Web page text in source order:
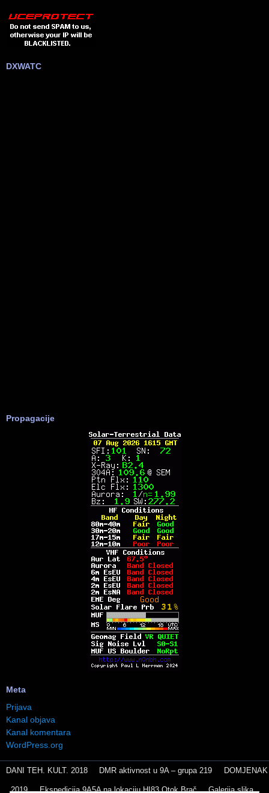
DXWATC
Propagacije
Meta
Prijava
Kanal objava
Kanal komentara
WordPress.org
DANI TEH. KULT. 2018 DMR aktivnost u 9A – grupa 219 DOMJENAK
2019 Ekspedicija 9A5A na lokaciju HI83 Otok Brač Galerija slika